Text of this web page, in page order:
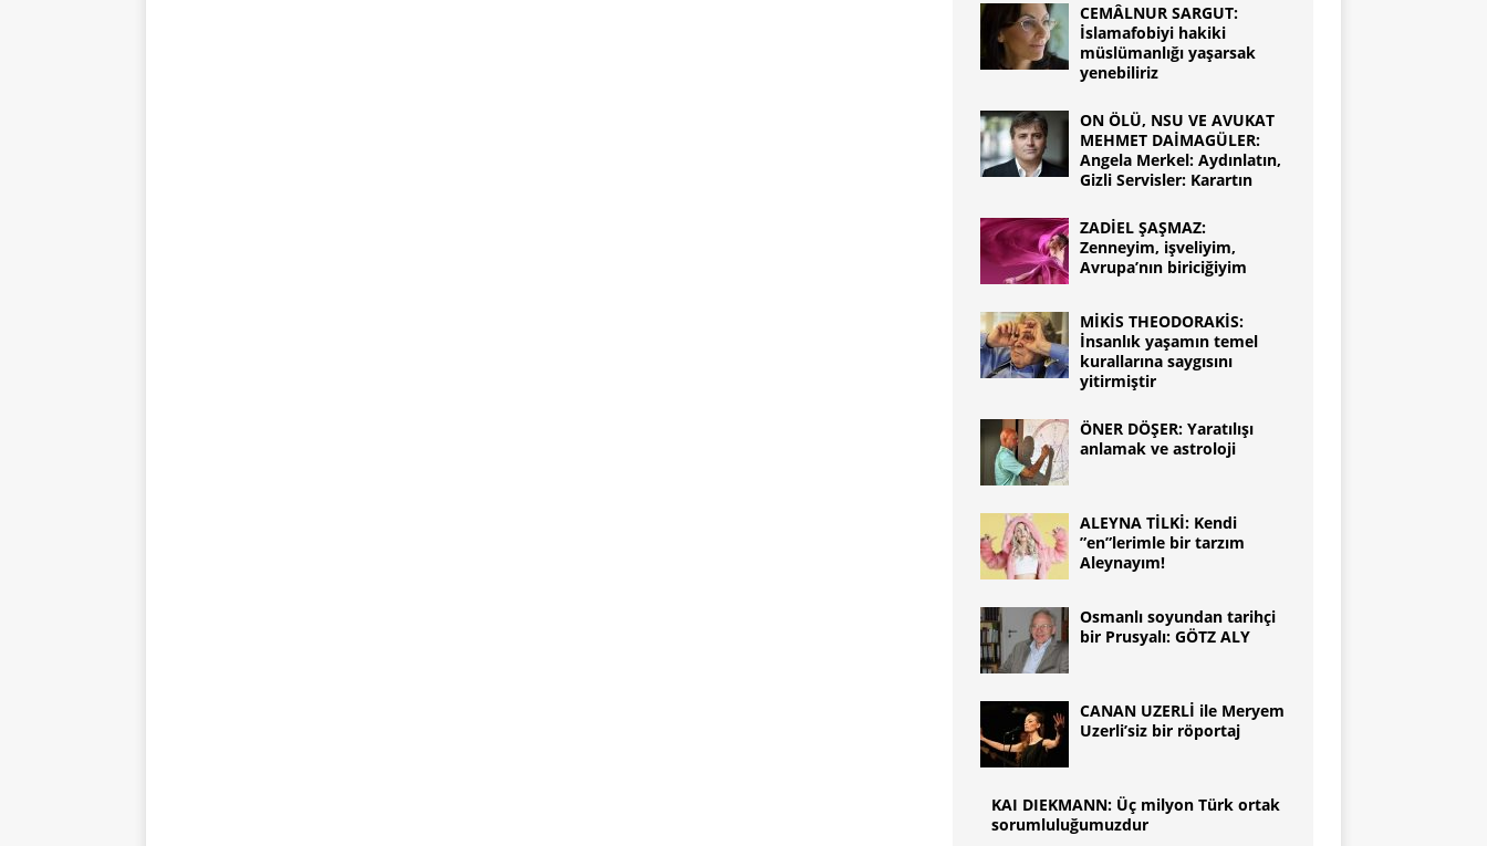
CEMÂLNUR SARGUT:
İslamafobiyi hakiki
müslümanlığı yaşarsak
yenebiliriz
ON ÖLÜ, NSU VE AVUKAT
MEHMET DAİMAGÜLER:
Angela Merkel: Aydınlatın,
Gizli Servisler: Karartın
ZADİEL ŞAŞMAZ:
Zenneyim, işveliyim,
Avrupa’nın biriciğiyim
MİKİS THEODORAKİS:
İnsanlık yaşamın temel
kurallarına saygısını
yitirmiştir
ÖNER DÖŞER: Yaratılışı
anlamak ve astroloji
ALEYNA TİLKİ: Kendi
”en”lerimle bir tarzım
Aleynayım!
Osmanlı soyundan tarihçi
bir Prusyalı: GÖTZ ALY
CANAN UZERLİ ile Meryem
Uzerli’siz bir röportaj
KAI DIEKMANN: Üç milyon Türk ortak
sorumluluğumuzdur